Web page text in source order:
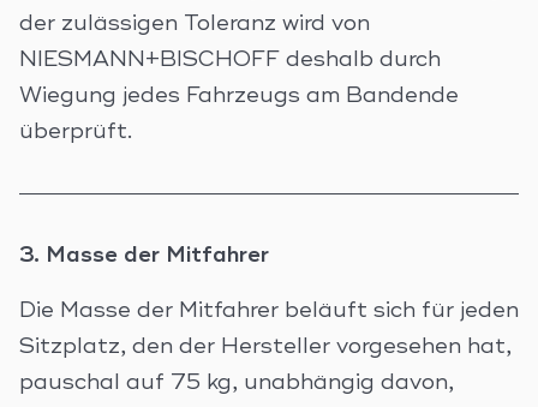
der zulässigen Toleranz wird von
NIESMANN+BISCHOFF deshalb durch
Wiegung jedes Fahrzeugs am Bandende
überprüft.
3. Masse der Mitfahrer
Die Masse der Mitfahrer beläuft sich für jeden
Sitzplatz, den der Hersteller vorgesehen hat,
pauschal auf 75 kg, unabhängig davon,